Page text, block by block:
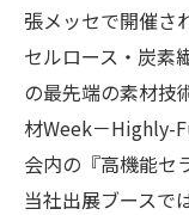
張メッセで開催さ
セルロース・炭素
の最先端の素材技
材Week－Highly-
会内の『高機能セ
当社出展ブースで